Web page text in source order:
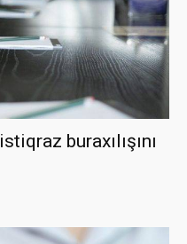
buraxılışını